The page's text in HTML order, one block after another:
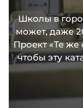
Школы в
может, даже
Проект «Те же
чтобы эту